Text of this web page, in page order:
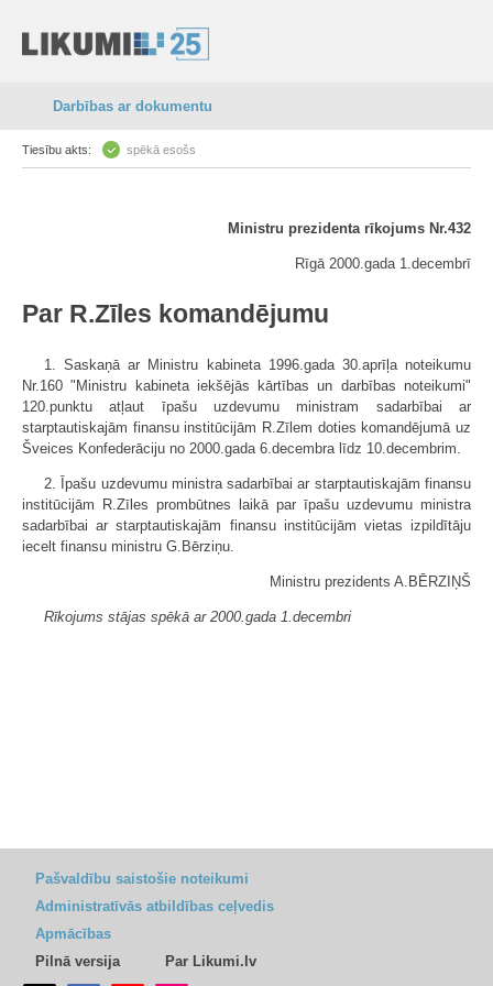
Darbības ar dokumentu
Tiesību akts: spēkā esošs
Ministru prezidenta rīkojums Nr.432
Rīgā 2000.gada 1.decembrī
Par R.Zīles komandējumu
1. Saskaņā ar Ministru kabineta 1996.gada 30.aprīļa noteikumu
Nr.160 "Ministru kabineta iekšējās kārtības un darbības noteikumi"
120.punktu atļaut īpašu uzdevumu ministram sadarbībai ar
starptautiskajām finansu institūcijām R.Zīlem doties komandējumā uz
Šveices Konfederāciju no 2000.gada 6.decembra līdz 10.decembrim.
2. Īpašu uzdevumu ministra sadarbībai ar starptautiskajām finansu
institūcijām R.Zīles prombūtnes laikā par īpašu uzdevumu ministra
sadarbībai ar starptautiskajām finansu institūcijām vietas izpildītāju
iecelt finansu ministru G.Bērziņu.
Ministru prezidents A.BĒRZIŅŠ
Rīkojums stājas spēkā ar 2000.gada 1.decembri
Pašvaldību saistošie noteikumi
Administratīvās atbildības ceļvedis
Apmācības
Pilnā versija
Par Likumi.lv